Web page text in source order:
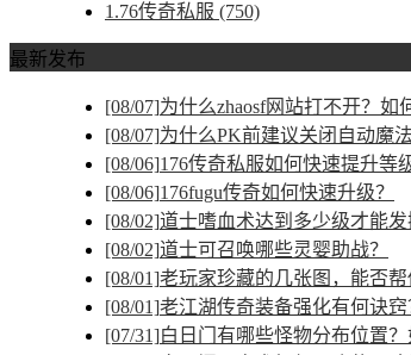
1.76传奇私服 (750)
最新发布
[08/07]为什么zhaosf网站打不开？如
[08/07]为什么PK前建议关闭自动魔法
[08/06]176传奇私服如何快速提升等
[08/06]176fugu传奇如何快速升级？
[08/02]道士嗜血术达到多少级才能发
[08/02]道士可召唤哪些灵婴助战？
[08/01]老玩家珍藏的几张图，能否帮
[08/01]老江湖传奇装备强化有何诀窍
[07/31]白日门有哪些怪物分布位置？